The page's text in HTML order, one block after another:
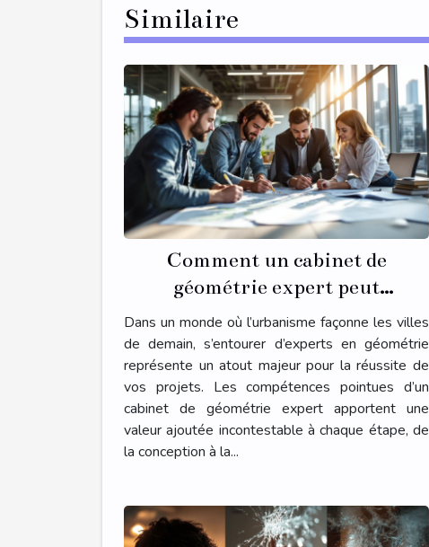
Similaire
Comment un cabinet de
géométrie expert peut
transformer votre projet
d'urbanisme ?
Dans un monde où l’urbanisme façonne les villes
de demain, s’entourer d’experts en géométrie
représente un atout majeur pour la réussite de
vos projets. Les compétences pointues d’un
cabinet de géométrie expert apportent une
valeur ajoutée incontestable à chaque étape, de
la conception à la...